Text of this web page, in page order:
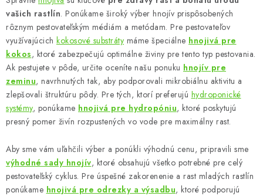
e
p
r
v
k
y
v
ý
p
i
s
u
vašich rastlín. Ponúkame široký výber hnojív prispôsobených
rôznym pestovateľským médiám a metódam. Pre pestovateľov
využívajúcich kokosové substráty máme špeciálne hnojivá pre
kokos, ktoré zabezpečujú optimálne živiny pre tento typ pestovania.
Ak pestujete v pôde, určite oceníte našu ponuku hnojív pre
zeminu, navrhnutých tak, aby podporovali mikrobiálnu aktivitu a
zlepšovali štruktúru pôdy. Pre tých, ktorí preferujú hydroponické
systémy, ponúkame hnojivá pre hydropóniu, ktoré poskytujú
presný pomer živín rozpustených vo vode pre maximálny rast.
Aby sme vám uľahčili výber a ponúkli výhodnú cenu, pripravili sme
výhodné sady hnojív, ktoré obsahujú všetko potrebné pre celý
pestovateľský cyklus. Pre úspešné zakorenenie a rast mladých rastlín
ponúkame hnojivá pre odrezky a výsadbu, ktoré podporujú